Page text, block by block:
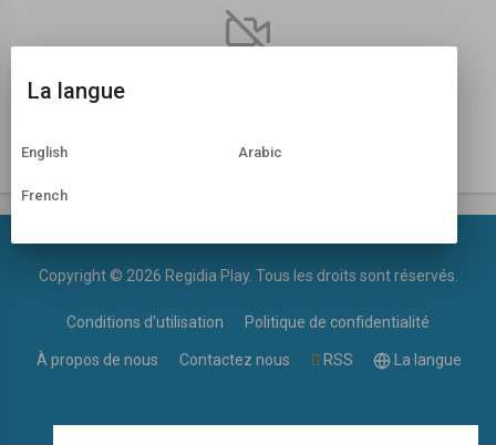
Copyright © 2026 Regidia Play. Tous les droits sont réservés.
Conditions d'utilisation Politique de confidentialité
À propos de nous Contactez nous RSS La langue
La langue
English Arabic
French